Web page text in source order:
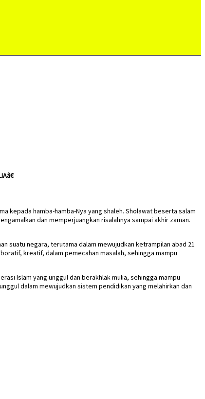
kepada hamba-hamba-Nya yang shaleh. Sholawat beserta salam
dan memperjuangkan risalahnya sampai akhir zaman.
suatu negara, terutama dalam mewujudkan ketrampilan abad 21
kreatif, dalam pemecahan masalah, sehingga mampu
Islam yang unggul dan berakhlak mulia, sehingga mampu
dalam mewujudkan sistem pendidikan yang melahirkan dan